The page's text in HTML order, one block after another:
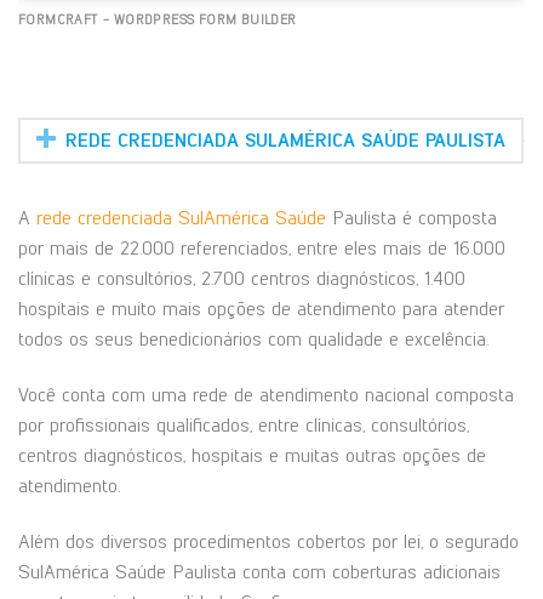
FORMCRAFT - WORDPRESS FORM BUILDER
REDE CREDENCIADA SULAMÉRICA SAÚDE PAULISTA
A rede credenciada SulAmérica Saúde Paulista é composta
por mais de 22.000 referenciados, entre eles mais de 16.000
clínicas e consultórios, 2.700 centros diagnósticos, 1.400
hospitais e muito mais opções de atendimento para atender
todos os seus benedicionários com qualidade e excelência.
Você conta com uma rede de atendimento nacional composta
por profissionais qualificados, entre clínicas, consultórios,
centros diagnósticos, hospitais e muitas outras opções de
atendimento.
Além dos diversos procedimentos cobertos por lei, o segurado
SulAmérica Saúde Paulista conta com coberturas adicionais